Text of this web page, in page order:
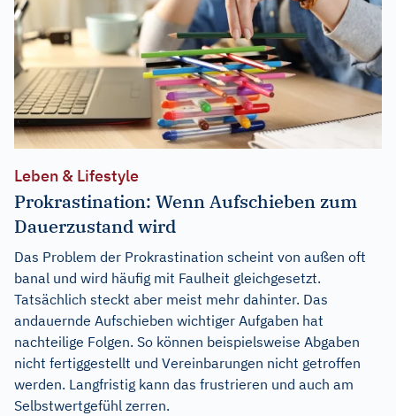
Leben & Lifestyle
Prokrastination: Wenn Aufschieben zum
Dauerzustand wird
Das Problem der Prokrastination scheint von außen oft
banal und wird häufig mit Faulheit gleichgesetzt.
Tatsächlich steckt aber meist mehr dahinter. Das
andauernde Aufschieben wichtiger Aufgaben hat
nachteilige Folgen. So können beispielsweise Abgaben
nicht fertiggestellt und Vereinbarungen nicht getroffen
werden. Langfristig kann das frustrieren und auch am
Selbstwertgefühl zerren.